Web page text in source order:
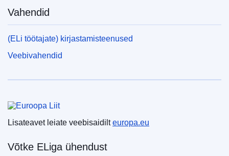
Vahendid
(ELi töötajate) kirjastamisteenused
Veebivahendid
Lisateavet leiate veebisaidilteuropa.eu
Võtke ELiga ühendust